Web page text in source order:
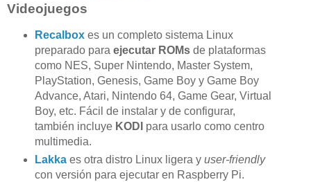
Videojuegos
Recalboxes un completo sistema Linux
preparado para ejecutar ROMsde plataformas
como NES, Super Nintendo, Master System,
PlayStation, Genesis, Game Boy y Game Boy
Advance, Atari, Nintendo 64, Game Gear, Virtual
Boy, etc. Fácil de instalar y de configurar,
también incluye KODI para usarlo como centro
multimedia.
Lakkaes otra distro Linux ligera y user-friendly
con versión para ejecutar en Raspberry Pi.